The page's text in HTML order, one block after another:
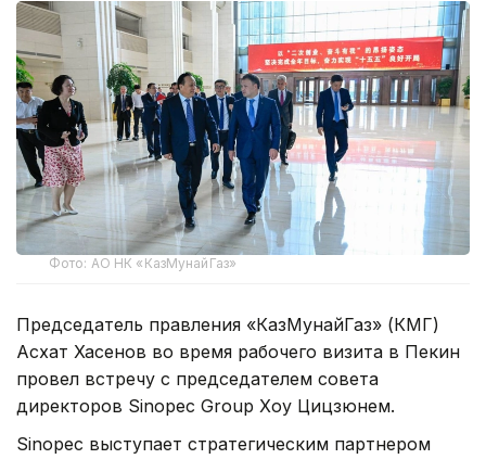
Фото: АО НК «КазМунайГаз»
Председатель правления «КазМунайГаз» (КМГ)
Асхат Хасенов во время рабочего визита в Пекин
провел встречу с председателем совета
директоров Sinopec Group Хоу Цицзюнем.
Sinopec выступает стратегическим партнером